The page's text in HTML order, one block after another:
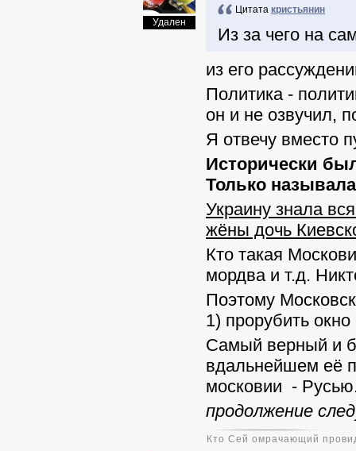
Удален
Цитата кристьянин
Из за чего на
из его
Политика -
он и не озвучил,
Я отвечу вместо
Исторически
Только
Украину знала
жёны дочь
Кто такая
мордва и т.д.
Поэтому
1) прорубить
Самый верный и
вдальнейшем её
московии -
продолжение
Кто Сей омрачающий